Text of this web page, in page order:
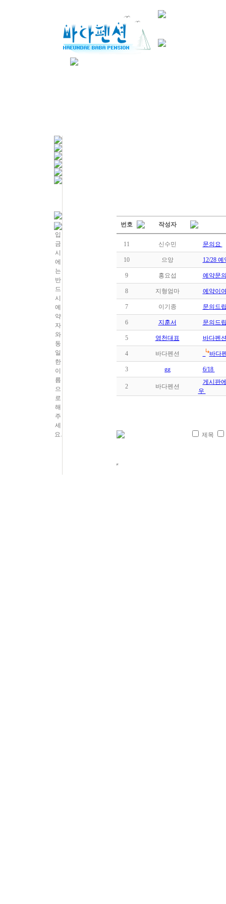
번호 작성자
11 신수민 문의요
10 으앙 12/28
9 홍요섭 예약문
8 지형엄마 예약이
7 이기종 문의드
6 지훈서 문의드
5 영천대표 바다펜
4 바다펜션 바다
3 gg 6/18
2 바다펜션
게시판
우
제목